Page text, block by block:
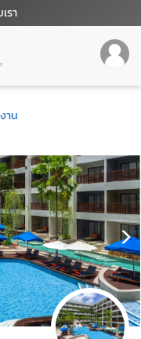
รา
าน